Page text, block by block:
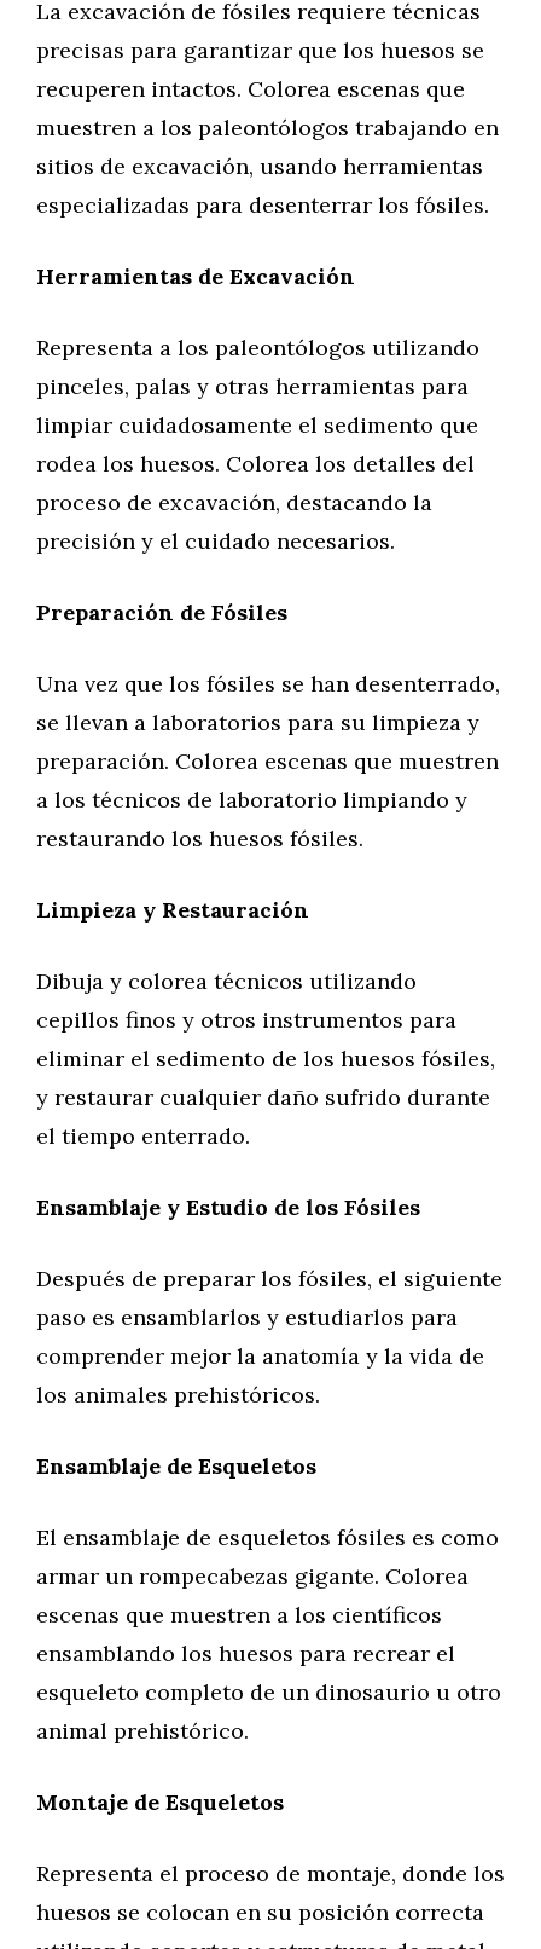
La excavación de fósiles requiere técnicas
precisas para garantizar que los huesos se
recuperen intactos. Colorea escenas que
muestren a los paleontólogos trabajando en
sitios de excavación, usando herramientas
especializadas para desenterrar los fósiles.
Herramientas de Excavación
Representa a los paleontólogos utilizando
pinceles, palas y otras herramientas para
limpiar cuidadosamente el sedimento que
rodea los huesos. Colorea los detalles del
proceso de excavación, destacando la
precisión y el cuidado necesarios.
Preparación de Fósiles
Una vez que los fósiles se han desenterrado,
se llevan a laboratorios para su limpieza y
preparación. Colorea escenas que muestren
a los técnicos de laboratorio limpiando y
restaurando los huesos fósiles.
Limpieza y Restauración
Dibuja y colorea técnicos utilizando
cepillos finos y otros instrumentos para
eliminar el sedimento de los huesos fósiles,
y restaurar cualquier daño sufrido durante
el tiempo enterrado.
Ensamblaje y Estudio de los Fósiles
Después de preparar los fósiles, el siguiente
paso es ensamblarlos y estudiarlos para
comprender mejor la anatomía y la vida de
los animales prehistóricos.
Ensamblaje de Esqueletos
El ensamblaje de esqueletos fósiles es como
armar un rompecabezas gigante. Colorea
escenas que muestren a los científicos
ensamblando los huesos para recrear el
esqueleto completo de un dinosaurio u otro
animal prehistórico.
Montaje de Esqueletos
Representa el proceso de montaje, donde los
huesos se colocan en su posición correcta